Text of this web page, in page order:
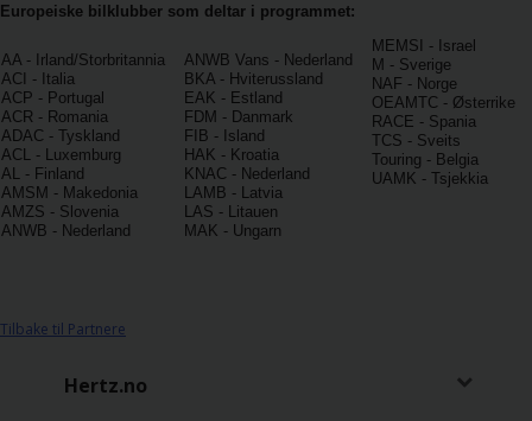
Varebil
Steder
Spesialtilbud
Bedriftsavtale
Europeiske bilklubber som deltar i programmet:
AA - Irland/Storbritannia
ACI - Italia
ACP - Portugal
ACR - Romania
ADAC - Tyskland
ACL - Luxemburg
AL - Finland
AMSM - Makedonia
AMZS - Slovenia
ANWB - Nederland
ANWB Vans - Nederland
BKA - Hviterussland
EAK - Estland
FDM - Danmark
FIB - Island
HAK - Kroatia
KNAC - Nederland
LAMB - Latvia
LAS - Litauen
MAK - Ungarn
MEMSI - Israel
M - Sverige
NAF - Norge
OEAMTC - Østerrike
RACE - Spania
TCS - Sveits
Touring - Belgia
UAMK - Tsjekkia
Tilbake til Partnere
Hertz.no